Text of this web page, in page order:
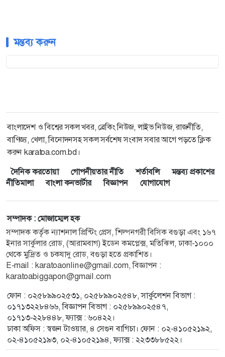
মন্তব্য করুন
বাংলাদেশ ও বিশ্বের সকল খবর, ব্রেকিং নিউজ, লাইভ নিউজ, রাজনীতি,
বাণিজ্য, খেলা, বিনোদনসহ সকল সর্বশেষ সংবাদ সবার আগে পড়তে ক্লিক
করুন karatoa.com.bd।
দৈনিক করতোয়া
গোপনীয়তার নীতি শর্তাবলি
মন্তব্য প্রকাশের
নীতিমালা
বাংলা কনভার্টার বিজ্ঞাপন যোগাযোগ
সম্পাদক : মোজাম্মেল হক
সম্পাদক কর্তৃক ন্যাশনাল প্রিন্টিং প্রেস, শিল্পনগরী বিসিক বগুড়া এবং ১৬৭
ইনার সার্কুলার রোড, (আরামবাগ) ইডেন কমপ্লেক্স, মতিঝিল, ঢাকা-১০০০
থেকে মুদ্রিত ও চকযাদু রোড, বগুড়া হতে প্রকাশিত।
E-mail : karatoaonline@gmail.com, বিজ্ঞাপন :
karatoabiggapon@gmail.com
ফোন : ০২৫৮৯৯০২৫৩১, ০২৫৮৯৯০২৫৪৮, সার্কুলেশন বিভাগ :
০১৭১৩২২৮৪৬৬, বিজ্ঞাপন বিভাগ : ০২৫৮৯৯০২৫৪৭,
০১৭১৩-২২৮৪৪৮, ফ্যাক্স : ৬০৪২২।
ঢাকা অফিস : স্বজন টাওয়ার, ৪ সেগুন বাগিচা। ফোন : ০২-৪১০৫২১৯২,
০২-৪১০৫২১৯৩, ০২-৪১০৫২১৯৪, ফ্যাক্স : ২২৩৩৮৮৫২২।